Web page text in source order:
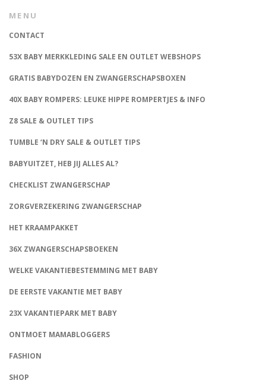
MENU
CONTACT
53X BABY MERKKLEDING SALE EN OUTLET WEBSHOPS
GRATIS BABYDOZEN EN ZWANGERSCHAPSBOXEN
40X BABY ROMPERS: LEUKE HIPPE ROMPERTJES & INFO
Z8 SALE & OUTLET TIPS
TUMBLE ‘N DRY SALE & OUTLET TIPS
BABYUITZET, HEB JIJ ALLES AL?
CHECKLIST ZWANGERSCHAP
ZORGVERZEKERING ZWANGERSCHAP
HET KRAAMPAKKET
36X ZWANGERSCHAPSBOEKEN
WELKE VAKANTIEBESTEMMING MET BABY
DE EERSTE VAKANTIE MET BABY
23X VAKANTIEPARK MET BABY
ONTMOET MAMABLOGGERS
FASHION
SHOP